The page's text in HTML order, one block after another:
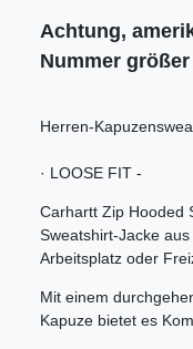
Achtung,
Nummer
Herren-
· LOOSE FIT -
Carhartt Zip Hooded
Sweatshirt-Jacke
Arbeitsplatz oder
Mit einem
Kapuze bietet es